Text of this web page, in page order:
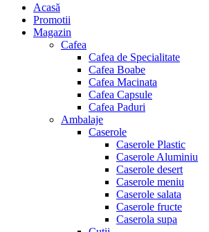
Menu
Acasă
Promotii
Magazin
Cafea
Cafea de Specialitate
Cafea Boabe
Cafea Macinata
Cafea Capsule
Cafea Paduri
Ambalaje
Caserole
Caserole Plastic
Caserole Aluminiu
Caserole desert
Caserole meniu
Caserole salata
Caserole fructe
Caserola supa